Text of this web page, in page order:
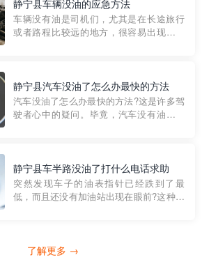
紧急情况下，我们需要一种高效可靠的救
援方式。而这时，地库救援专...
静宁县车辆没油的应急方法
车辆没有油是司机们，尤其是在长途旅行
或者路程比较远的地方，很容易出现这种
的送油师傅，解决没油的紧急情况。 首
先，让我们来了解一下穿...
静宁县汽车没油了怎么办最快的方法
汽车没油了怎么办最快的方法?这是许多驾
驶者心中的疑问。毕竟，汽车没有油就无
越者小程序是一款专门解决汽车没油问题
的在线服务平台。通过...
静宁县车半路没油了打什么电话求助
突然发现车子的油表指针已经跌到了最
低，而且还没有加油站出现在眼前?这种情
打4006363122请求送油人员来帮助你。
了解更多 →